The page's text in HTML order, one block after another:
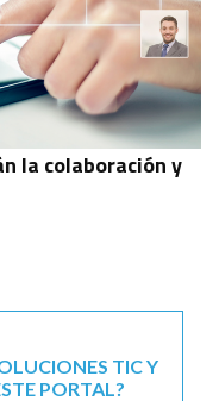
la colaboración y
TIC Y
PORTAL?